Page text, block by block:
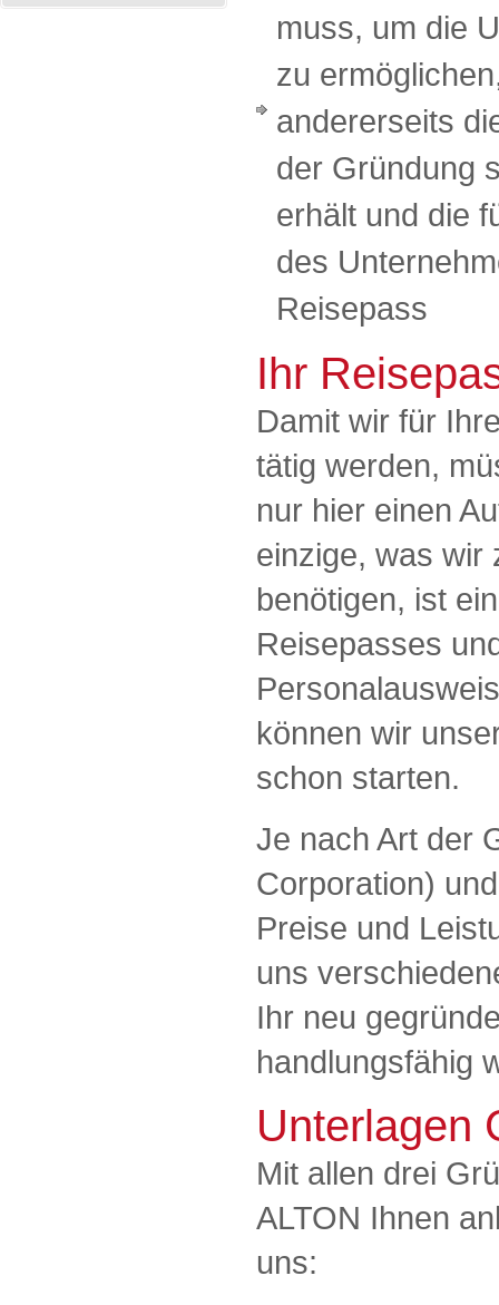
muss, um die
zu
andererseits
der Gründung
erhält und die
des
Reisepass
Ihr
Damit wir für
tätig werden,
nur hier einen
einzige, was wir
benötigen, ist
Reisepasses
können wir
schon starten.
Je nach Art der
Corporation)
Preise und
uns
Ihr neu
handlungsfähig
Unterlagen
Mit allen drei
ALTON Ihnen
uns: